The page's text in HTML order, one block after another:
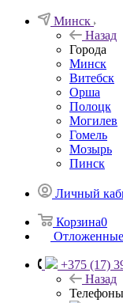
Минск
Назад
Города
Минск
Витебск
Орша
Полоцк
Могилев
Гомель
Мозырь
Пинск
Личный
Корзина0
Отложенные
+375 (17)
Назад
Телефоны